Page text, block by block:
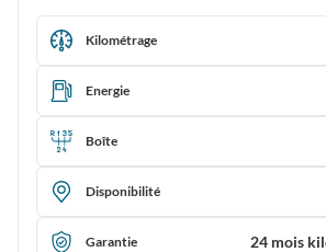
Kilométrage
Energie
Boîte
Disponibilité
Garantie 24 mois